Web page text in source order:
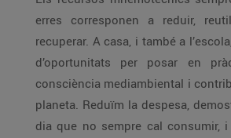
erres corresponen a reduir,
recuperar. A casa, i també a
d’oportunitats per posar en
consciència mediambiental i
planeta. Reduïm la despesa,
dia que no sempre cal consumir,